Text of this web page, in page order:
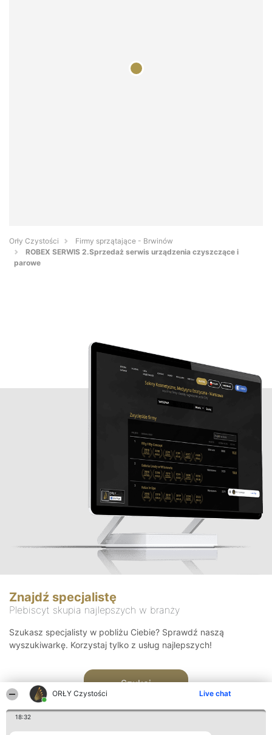
ORŁY Czystości Live chat
18:32
Orły Czystości
Firmy sprzątające - Brwinów
ROBEX SERWIS 2.Sprzedaż serwis urządzenia czyszczące i
parowe
Znajdź specjalistę
Plebiscyt skupia najlepszych w branży
Szukasz specjalisty w pobliżu Ciebie? Sprawdź naszą
wyszukiwarkę. Korzystaj tylko z usług najlepszych!
Szukaj